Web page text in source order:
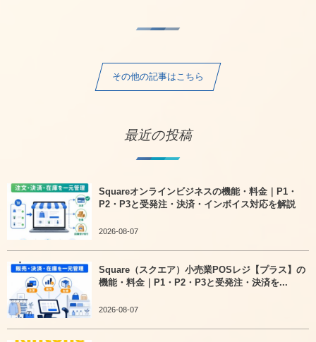
その他の記事はこちら
最近の投稿
Squareオンラインビジネスの機能・料金｜P1・
P2・P3と受発注・決済・インボイス対応を解説
2026-08-07
Square（スクエア）小売業POSレジ【プラス】の
機能・料金｜P1・P2・P3と受発注・決済を...
2026-08-07